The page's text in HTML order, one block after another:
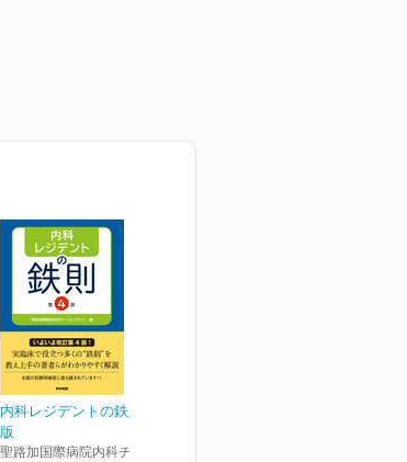
内科レジデントの鉄則 第4
版
聖路加国際病院内科チーフレ